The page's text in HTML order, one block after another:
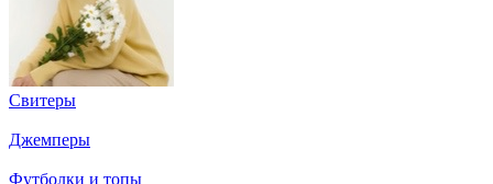
Свитеры
Джемперы
Футболки и топы